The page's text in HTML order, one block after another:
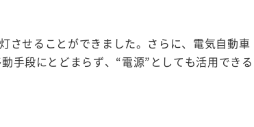
せることができました。さらに、電気自動車
手段にとどまらず、“電源”としても活用でき